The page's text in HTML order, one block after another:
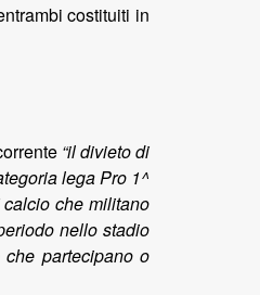
costituiti in
“il divieto di
lega Pro 1^
che militano
nello stadio
partecipano o